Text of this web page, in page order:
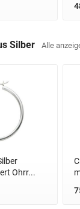
Silber Alle
Ohrr...